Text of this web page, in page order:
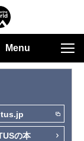
Menu
の本